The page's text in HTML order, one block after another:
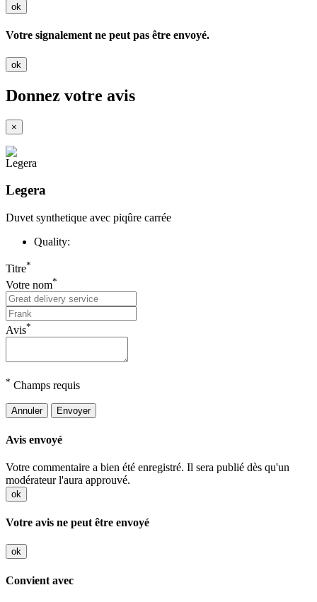
ok
Votre signalement ne peut pas être envoyé.
ok
Donnez votre avis
×
Legera
Duvet synthetique avec piqûre carrée
Quality:
Titre*
Votre nom*
Avis*
* Champs requis
Annuler Envoyer
Avis envoyé
Votre commentaire a bien été enregistré. Il sera publié dès qu'un
modérateur l'aura approuvé.
ok
Votre avis ne peut être envoyé
ok
Convient avec